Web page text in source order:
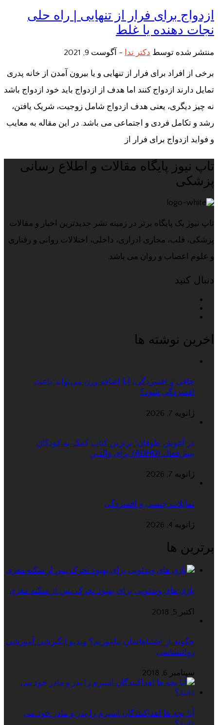
ازدواج برای فرار از تنهایی | راه حلی
نجات دهنده یا غلط
منتشر شده توسط دکتر ندا - آگوست 9, 2021
برخی از افراد برای فرار از تنهایی و یا بیرون آمدن از خانه پدری
تمایل دارند ازدواج کنند اما هدف از ازدواج باید خود ازدواج باشد
نه چیز دیگری، یعنی هدف ازدواج شامل زوجیت، شریک یافتن،
رشد و تکامل فردی و اجتماعی می باشد. در این مقاله به معایب
و فواید ازدواج برای فرار از
تاپ نیوز پایگاه مقالات و اطلاع رسانی
پزشکی
تاپ نیوز یک پایگاه برتر در زمینه نشر جدیدترین اخبار و مقالات
پزشکی، قلب، مجاری ادراری، داخلی، اختلالات روانی و رفتاری
و علوم اعصاب و روان می باشد.
دنبال کنید
اخرین نوشته ها
چاقی و افسردگی؛ آیا اضافه وزن می‌تواند باعث
افسردگی شود؟
ژانویه 7, 2026
در آغوش طوفان؛ برترین کتاب کمک به کودکان
بیش‌فعال (ADHD) برای والدین
ژانویه 7, 2026
تمایلات جنسی و افسردگی
ژانویه 4, 2026
برترین ها
بازی های ویدئویی برای بهبود تحرک پس از سکته مغزی
اکتبر 5, 2018
چگونه از اشتباهاتمان بیاموزیم؟ ویدیو انگیزشی آموزشی
روانشناسی
سپتامبر 6, 2018
آیا بچه ها اهداکنندگان اسپرم را پدر و مادر خود می